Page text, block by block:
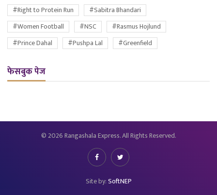
#Right to Protein Run
#Sabitra Bhandari
#Women Football
#NSC
#Rasmus Hojlund
#Prince Dahal
#Pushpa Lal #Greenfield
फेसबुक पेज
© 2026 Rangashala Express. All Rights Reserved.
Site by:SoftNEP